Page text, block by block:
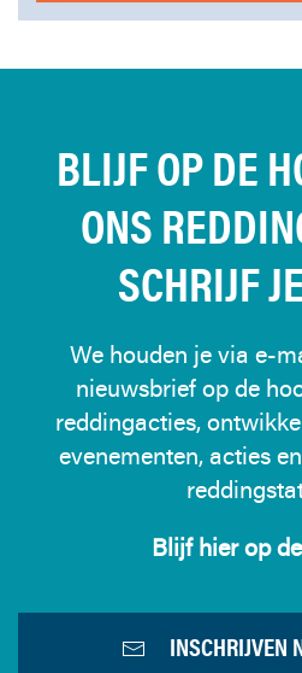
BLIJF OP DE
ONS
SCHRIJF
We houden je via e-
nieuwsbrief op de
reddingacties,
evenementen, acties
Blijf hier op
INSCHRIJVEN